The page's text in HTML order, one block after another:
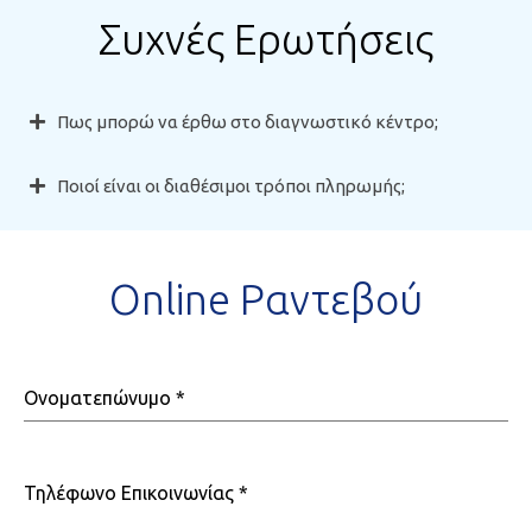
Συχνές Ερωτήσεις
Πως μπορώ να έρθω στο διαγνωστικό κέντρο;
Ποιοί είναι οι διαθέσιμοι τρόποι πληρωμής;
Online Ραντεβού
Ονοματεπώνυμο *
Τηλέφωνο Επικοινωνίας *